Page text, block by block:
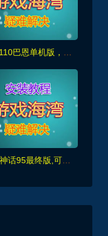
DOF神话95最终版,可满级也可体验剧情，辟邪玉,女鬼,幻想乡+朝暮等经典装备,配GM工具